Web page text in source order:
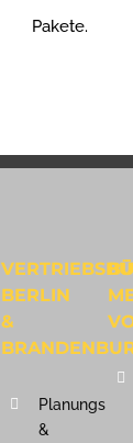
Pakete.
BERLIN
&
Planungs
&